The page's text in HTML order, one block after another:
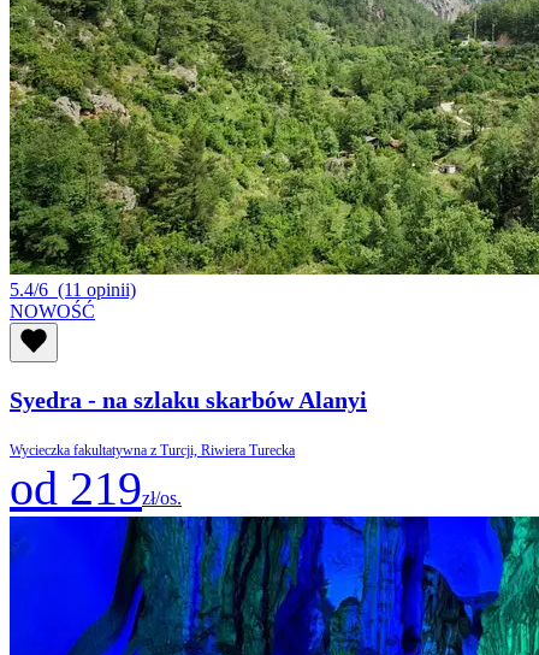
5.4/6 (11 opinii)
NOWOŚĆ
Syedra - na szlaku skarbów Alanyi
Wycieczka fakultatywna z Turcji, Riwiera Turecka
od 219zł/os.